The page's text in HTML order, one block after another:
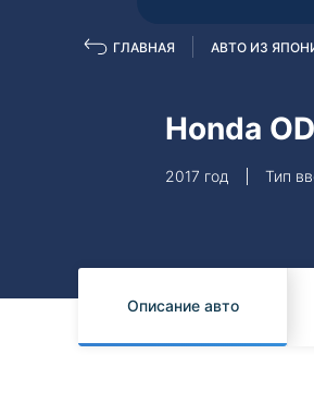
Полная пошлина
ГЛАВНАЯ АВТО ИЗ
Honda
2017 год Тип
Описание авто